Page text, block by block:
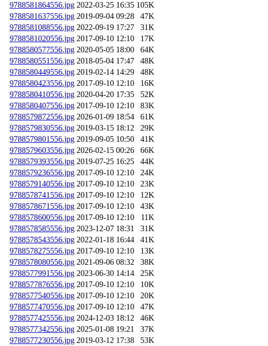
9788581864556.jpg 2022-03-25 16:35 105K
9788581637556.jpg 2019-09-04 09:28
47K
9788581088556.jpg 2022-09-19 17:27
31K
9788581020556.jpg 2017-09-10 12:10
17K
9788580577556.jpg 2020-05-05 18:00
64K
9788580551556.jpg 2018-05-04 17:47
48K
9788580449556.jpg 2019-02-14 14:29
48K
9788580423556.jpg 2017-09-10 12:10
16K
9788580410556.jpg 2020-04-20 17:35
52K
9788580407556.jpg 2017-09-10 12:10
83K
9788579872556.jpg 2026-01-09 18:54
61K
9788579830556.jpg 2019-03-15 18:12
29K
9788579801556.jpg 2019-09-05 10:50
41K
9788579603556.jpg 2026-02-15 00:26
66K
9788579393556.jpg 2019-07-25 16:25
44K
9788579236556.jpg 2017-09-10 12:10
24K
9788579140556.jpg 2017-09-10 12:10
23K
9788578741556.jpg 2017-09-10 12:10
12K
9788578671556.jpg 2017-09-10 12:10
43K
9788578600556.jpg 2017-09-10 12:10
11K
9788578585556.jpg 2023-12-07 18:31
31K
9788578543556.jpg 2022-01-18 16:44
41K
9788578275556.jpg 2017-09-10 12:10
13K
9788578080556.jpg 2021-09-06 08:32
38K
9788577991556.jpg 2023-06-30 14:14
25K
9788577876556.jpg 2017-09-10 12:10
10K
9788577540556.jpg 2017-09-10 12:10
20K
9788577470556.jpg 2017-09-10 12:10
47K
9788577425556.jpg 2024-12-03 18:12
46K
9788577342556.jpg 2025-01-08 19:21
37K
9788577230556.jpg 2019-03-12 17:38
53K